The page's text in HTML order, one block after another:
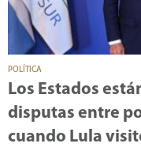
POLÍTICA
Los Estados
disputas entre
cuando Lula